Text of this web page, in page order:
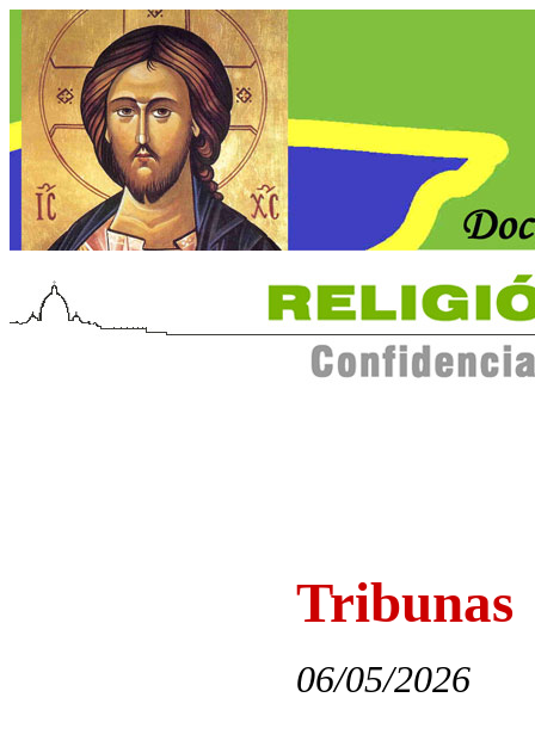
Tribunas
06/05/2026